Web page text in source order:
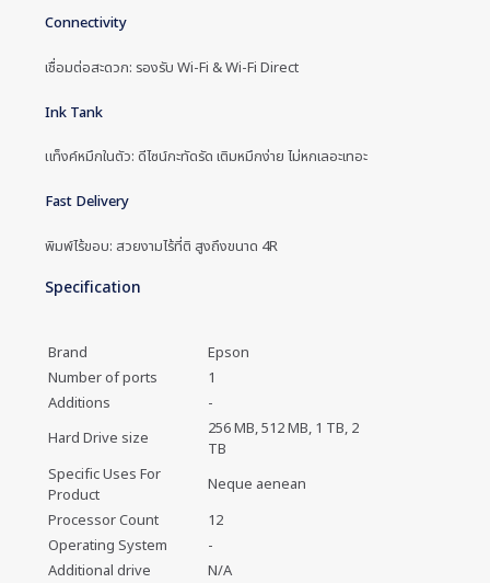
Connectivity
เชื่อมต่อสะดวก: รองรับ Wi-Fi & Wi-Fi Direct
Ink Tank
แท็งค์หมึกในตัว: ดีไซน์กะทัดรัด เติมหมึกง่าย ไม่หกเลอะเทอะ
Fast Delivery
พิมพ์ไร้ขอบ: สวยงามไร้ที่ติ สูงถึงขนาด 4R
Specification
Brand
Epson
Number of ports
1
Additions
-
Hard Drive size
256 MB, 512 MB, 1 TB, 2
TB
Specific Uses For
Product
Neque aenean
Processor Count
12
Operating System
-
Additional drive
N/A